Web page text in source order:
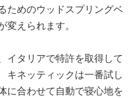
ためのウッドスプリングベ
変えられます。
イタリアで特許を取得して
ネッティックは一番試し
に合わせて自動で寝心地を